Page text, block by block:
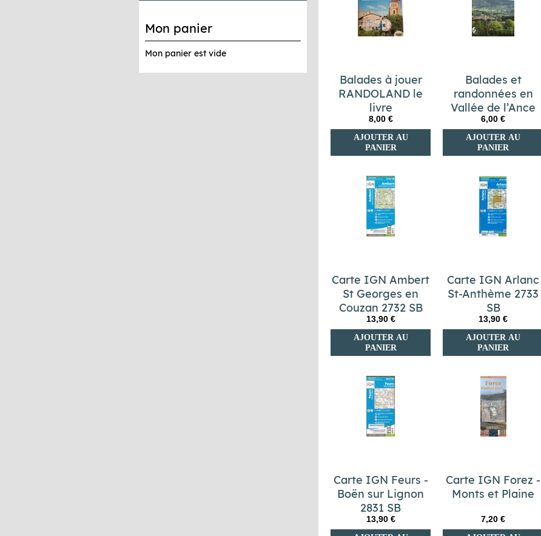
Mon panier
Mon panier est vide
Balades à jouer
RANDOLAND le
livre
8,00 €
AJOUTER AU
PANIER
Balades et
randonnées en
Vallée de l’Ance
6,00 €
AJOUTER AU
PANIER
Carte IGN Ambert
St Georges en
Couzan 2732 SB
13,90 €
AJOUTER AU
PANIER
Carte IGN Arlanc
St-Anthème 2733
SB
13,90 €
AJOUTER AU
PANIER
Carte IGN Feurs -
Boën sur Lignon
2831 SB
13,90 €
Carte IGN Forez -
Monts et Plaine
7,20 €